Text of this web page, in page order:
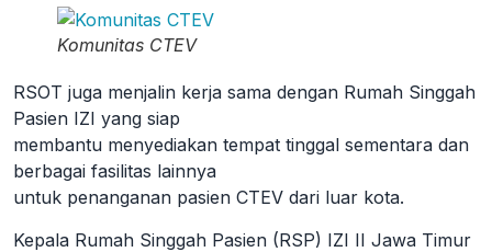
Komunitas CTEV
RSOT juga menjalin kerja sama dengan Rumah Singgah
Pasien IZI yang siap
membantu menyediakan tempat tinggal sementara dan
berbagai fasilitas lainnya
untuk penanganan pasien CTEV dari luar kota.
Kepala Rumah Singgah Pasien (RSP) IZI II Jawa Timur